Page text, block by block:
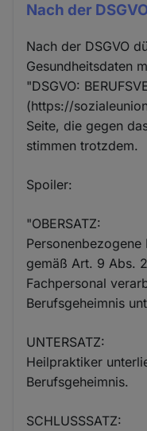
Nach der
Nach der DSGVO
Gesundheitsdaten
"DSGVO:
(https://
Seite, die gegen
stimmen trotzdem.
Spoiler:
"OBERSATZ:
gemäß Art. 9 Abs.
Fachpersonal
Berufsgeheimnis
UNTERSATZ:
Heilpraktiker
Berufsgeheimnis.
SCHLUSSSATZ: